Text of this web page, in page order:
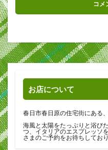
お店について
春日市春日原の住宅街にある
海風と太陽をたっぷりと浴び
つ、イタリアのエスプレッソ
さまのご予約をお待ちしており